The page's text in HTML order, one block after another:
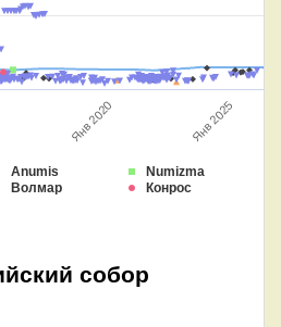
Anumis
Numizma
Волмар Конрос
Янв 2020 Янв 2025
собор